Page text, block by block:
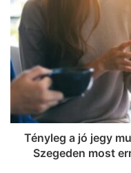
Tényleg a jó jegy
Szegeden most